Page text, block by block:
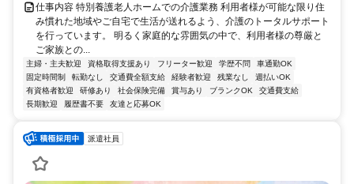
仕事内容 特別養護老人ホームでの介護業務 利用者様が可能な限り住
み慣れた地域やご自宅で生活が送れるよう、介護のトータルサポート
を行っています。 明るく家庭的な雰囲気の中で、利用者様の尊厳と
ご家族との...
主婦・主夫歓迎 資格取得支援あり フリーター歓迎 学歴不問
車通勤OK
固定時間制
転勤なし 交通費全額支給 経験者歓迎 残業なし
週払いOK
有資格者歓迎
研修あり 社会保険完備 賞与あり ブランクOK
交通費支給
長期歓迎
履歴書不要 友達と応募OK
派遣社員